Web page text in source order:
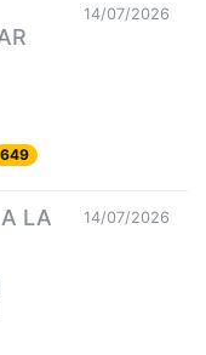
649
14/07/2026
LA
14/07/2026